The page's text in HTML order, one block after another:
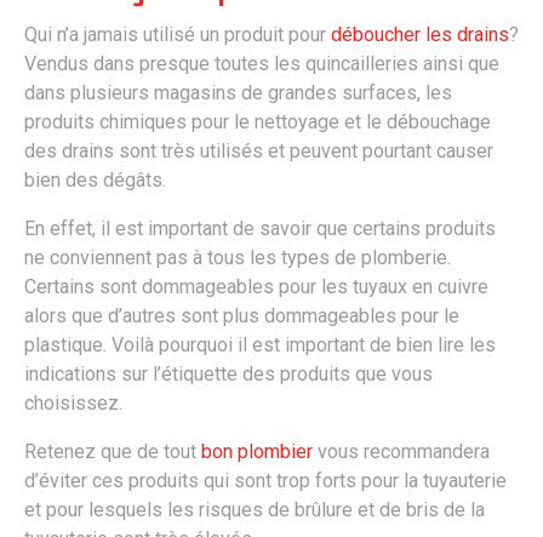
Qui n’a jamais utilisé un produit pour déboucher les drains?
Vendus dans presque toutes les quincailleries ainsi que
dans plusieurs magasins de grandes surfaces, les
produits chimiques pour le nettoyage et le débouchage
des drains sont très utilisés et peuvent pourtant causer
bien des dégâts.
En effet, il est important de savoir que certains produits
ne conviennent pas à tous les types de plomberie.
Certains sont dommageables pour les tuyaux en cuivre
alors que d’autres sont plus dommageables pour le
plastique. Voilà pourquoi il est important de bien lire les
indications sur l’étiquette des produits que vous
choisissez.
Retenez que de tout bon plombier vous recommandera
d’éviter ces produits qui sont trop forts pour la tuyauterie
et pour lesquels les risques de brûlure et de bris de la